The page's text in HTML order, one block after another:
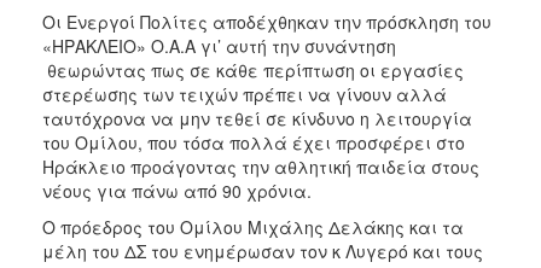
Οι Ενεργοί Πολίτες αποδέχθηκαν την πρόσκληση του
«ΗΡΑΚΛΕΙΟ» Ο.Α.Α γι’ αυτή την συνάντηση
θεωρώντας πως σε κάθε περίπτωση οι εργασίες
στερέωσης των τειχών πρέπει να γίνουν αλλά
ταυτόχρονα να μην τεθεί σε κίνδυνο η λειτουργία
του Ομίλου, που τόσα πολλά έχει προσφέρει στο
Ηράκλειο προάγοντας την αθλητική παιδεία στους
νέους για πάνω από 90 χρόνια.
Ο πρόεδρος του Ομίλου Μιχάλης Δελάκης και τα
μέλη του ΔΣ του ενημέρωσαν τον κ Λυγερό και τους